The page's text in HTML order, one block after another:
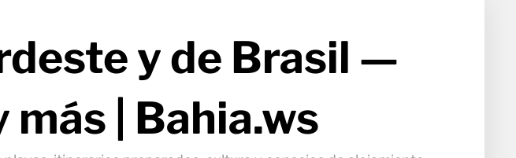
y de Brasil —
más | Bahia.ws